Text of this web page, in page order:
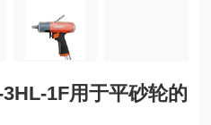
1F用于平砂轮的